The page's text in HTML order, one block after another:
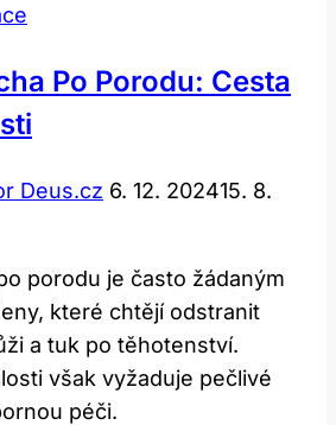
Po Porodu: Cesta
Deus.cz 6. 12. 202415. 8.
porodu je často žádaným
které chtějí odstranit
a tuk po těhotenství.
však vyžaduje pečlivé
péči.